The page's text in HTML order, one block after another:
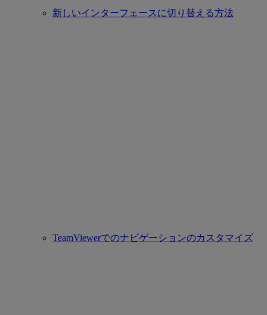
新しいインターフェースに切り替える方法
TeamViewerでのナビゲーションのカスタマイズ